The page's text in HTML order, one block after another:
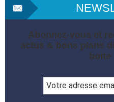
Abonnez-vous et
actus & bons plans
boite
adresse